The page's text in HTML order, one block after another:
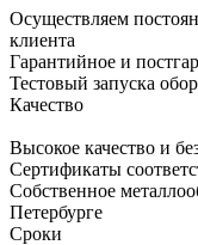
Осуществляем
клиента
Гарантийное и
Тестовый запуска
Качество
Высокое качество и
Сертификаты
Собственное
Петербурге
Сроки